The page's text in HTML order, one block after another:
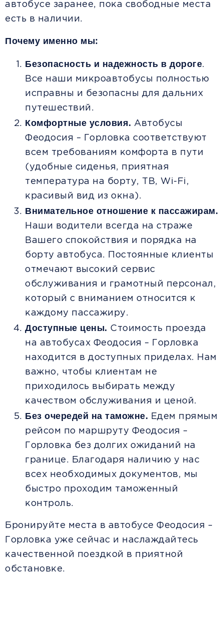
автобусе заранее, пока свободные места
есть в наличии.
Почему именно мы:
Безопасность и надежность в дороге.
Все наши микроавтобусы полностью
исправны и безопасны для дальних
путешествий.
Комфортные условия. Автобусы
Феодосия – Горловка соответствуют
всем требованиям комфорта в пути
(удобные сиденья, приятная
температура на борту, ТВ, Wi-Fi,
красивый вид из окна).
Внимательное отношение к пассажирам.
Наши водители всегда на страже
Вашего спокойствия и порядка на
борту автобуса. Постоянные клиенты
отмечают высокий сервис
обслуживания и грамотный персонал,
который с вниманием относится к
каждому пассажиру.
Доступные цены. Стоимость проезда
на автобусах Феодосия – Горловка
находится в доступных приделах. Нам
важно, чтобы клиентам не
приходилось выбирать между
качеством обслуживания и ценой.
Без очередей на таможне. Едем прямым
рейсом по маршруту Феодосия –
Горловка без долгих ожиданий на
границе. Благодаря наличию у нас
всех необходимых документов, мы
быстро проходим таможенный
контроль.
Бронируйте места в автобусе Феодосия –
Горловка уже сейчас и наслаждайтесь
качественной поездкой в приятной
обстановке.